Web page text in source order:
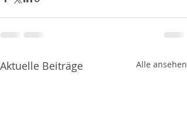
Aktuelle Beiträge Alle ansehen